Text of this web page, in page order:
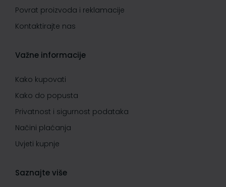
Povrat proizvoda i reklamacije
Kontaktirajte nas
Važne informacije
Kako kupovati
Kako do popusta
Privatnost i sigurnost podataka
Načini plaćanja
Uvjeti kupnje
Saznajte više